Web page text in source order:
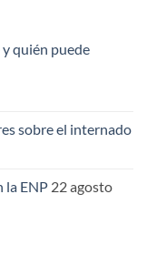
quién puede
sobre el internado
la ENP 22 agosto